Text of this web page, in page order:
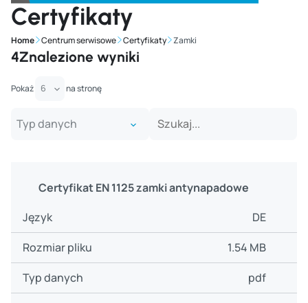
Certyfikaty
Home Centrum serwisowe Certyfikaty Zamki
4Znalezione wyniki
Pokaż na stronę
Certyfikat EN 1125 zamki antynapadowe
DE
1.54 MB
pdf